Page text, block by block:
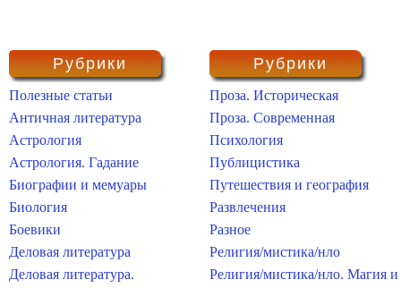
Рубрики
Полезные статьи
Античная литература
Астрология
Астрология. Гадание
Биографии и мемуары
Биология
Боевики
Деловая литература
Деловая литература.
Рубрики
Проза. Историческая
Проза. Современная
Психология
Публицистика
Путешествия и география
Развлечения
Разное
Религия/мистика/нло
Религия/мистика/нло. Магия и